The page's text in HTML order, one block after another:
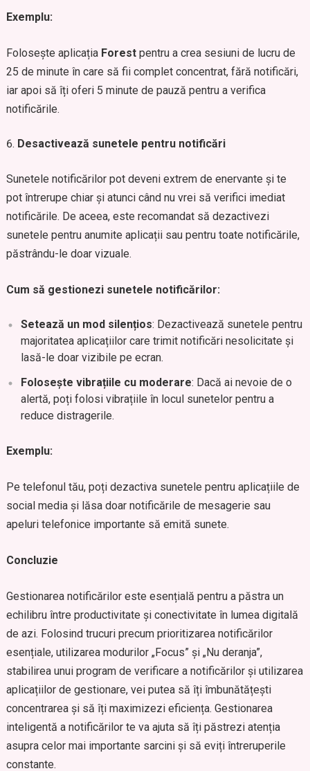
Exemplu:
Folosește aplicația Forestpentru a crea sesiuni de lucru de
25 de minute în care să fii complet concentrat, fără notificări,
iar apoi să îți oferi 5 minute de pauză pentru a verifica
notificările.
Desactivează sunetele pentru notificări
Sunetele notificărilor pot deveni extrem de enervante și te
pot întrerupe chiar și atunci când nu vrei să verifici imediat
notificările. De aceea, este recomandat să dezactivezi
sunetele pentru anumite aplicații sau pentru toate notificările,
păstrându-le doar vizuale.
Cum să gestionezi sunetele notificărilor:
Setează un mod silențios: Dezactivează sunetele pentru
majoritatea aplicațiilor care trimit notificări nesolicitate și
lasă-le doar vizibile pe ecran.
Folosește vibrațiile cu moderare: Dacă ai nevoie de o
alertă, poți folosi vibrațiile în locul sunetelor pentru a
reduce distragerile.
Exemplu:
Pe telefonul tău, poți dezactiva sunetele pentru aplicațiile de
social media și lăsa doar notificările de mesagerie sau
apeluri telefonice importante să emită sunete.
Concluzie
Gestionarea notificărilor este esențială pentru a păstra un
echilibru între productivitate și conectivitate în lumea digitală
de azi. Folosind trucuri precum prioritizarea notificărilor
esențiale, utilizarea modurilor „Focus” și „Nu deranja”,
stabilirea unui program de verificare a notificărilor și utilizarea
aplicațiilor de gestionare, vei putea să îți îmbunătățești
concentrarea și să îți maximizezi eficiența. Gestionarea
inteligentă a notificărilor te va ajuta să îți păstrezi atenția
asupra celor mai importante sarcini și să eviți întreruperile
constante.